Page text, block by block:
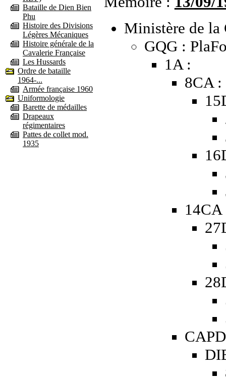
Bataille de Dien Bien
Phu
Histoire des Divisions
Légères Mécaniques
Histoire générale de la
Cavalerie Française
Les Hussards
Ordre de bataille
1964-...
Armée française 1960
Uniformologie
Barette de médailles
Drapeaux
régimentaires
Pattes de collet mod.
1935
Ministère de la
GQG :
1A :
8CA